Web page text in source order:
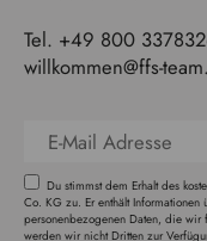
Tel. +49 800
willkommen@ffs-
Du stimmst dem Erhalt des
Co. KG zu. Er enthält
personenbezogenen Daten, die wir
werden wir nicht Dritten zur